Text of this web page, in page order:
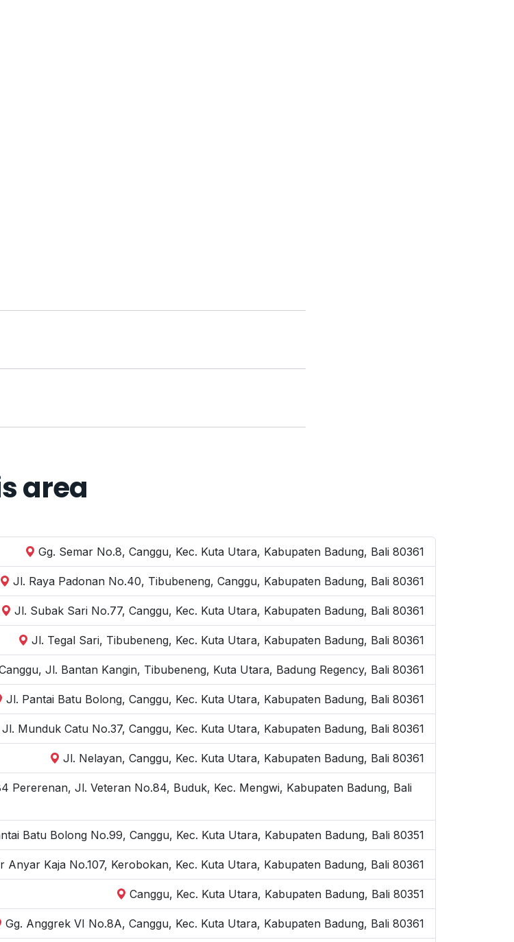
area
Gg. Semar No.8, Canggu, Kec. Kuta Utara, Kabupaten Badung, Bali 80361
Jl. Raya Padonan No.40, Tibubeneng, Canggu, Kabupaten Badung, Bali 80361
Jl. Subak Sari No.77, Canggu, Kec. Kuta Utara, Kabupaten Badung, Bali 80361
Jl. Tegal Sari, Tibubeneng, Kec. Kuta Utara, Kabupaten Badung, Bali 80361
Jl. Bantan Kangin, Tibubeneng, Kuta Utara, Badung Regency, Bali 80361
Jl. Pantai Batu Bolong, Canggu, Kec. Kuta Utara, Kabupaten Badung, Bali 80361
Jl. Munduk Catu No.37, Canggu, Kec. Kuta Utara, Kabupaten Badung, Bali 80361
Jl. Nelayan, Canggu, Kec. Kuta Utara, Kabupaten Badung, Bali 80361
Pererenan, Jl. Veteran No.84, Buduk, Kec. Mengwi, Kabupaten Badung, Bali
Batu Bolong No.99, Canggu, Kec. Kuta Utara, Kabupaten Badung, Bali 80351
Anyar Kaja No.107, Kerobokan, Kec. Kuta Utara, Kabupaten Badung, Bali 80361
Canggu, Kec. Kuta Utara, Kabupaten Badung, Bali 80351
Gg. Anggrek VI No.8A, Canggu, Kec. Kuta Utara, Kabupaten Badung, Bali 80361